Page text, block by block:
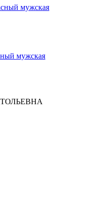
мужская
мужская